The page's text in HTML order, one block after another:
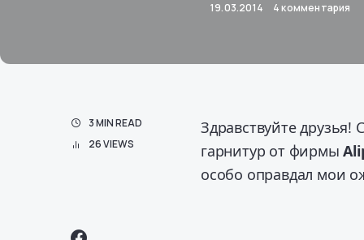
19.03.2014 4 комментария
3 MIN READ
26 VIEWS
Здравствуйте друзья!
гарнитур от фирмы
особо оправдал мои